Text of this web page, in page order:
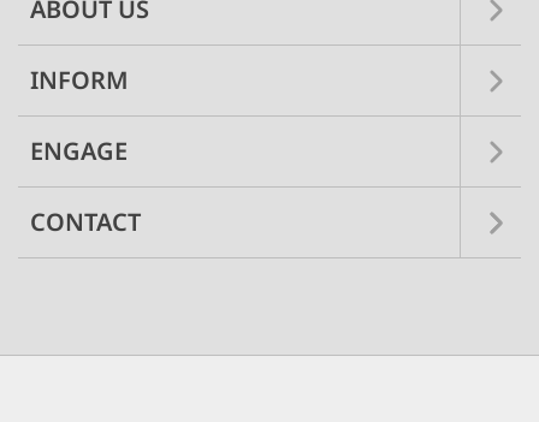
ABOUT US
INFORM
ENGAGE
CONTACT